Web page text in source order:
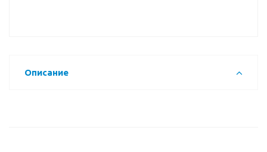
Описание